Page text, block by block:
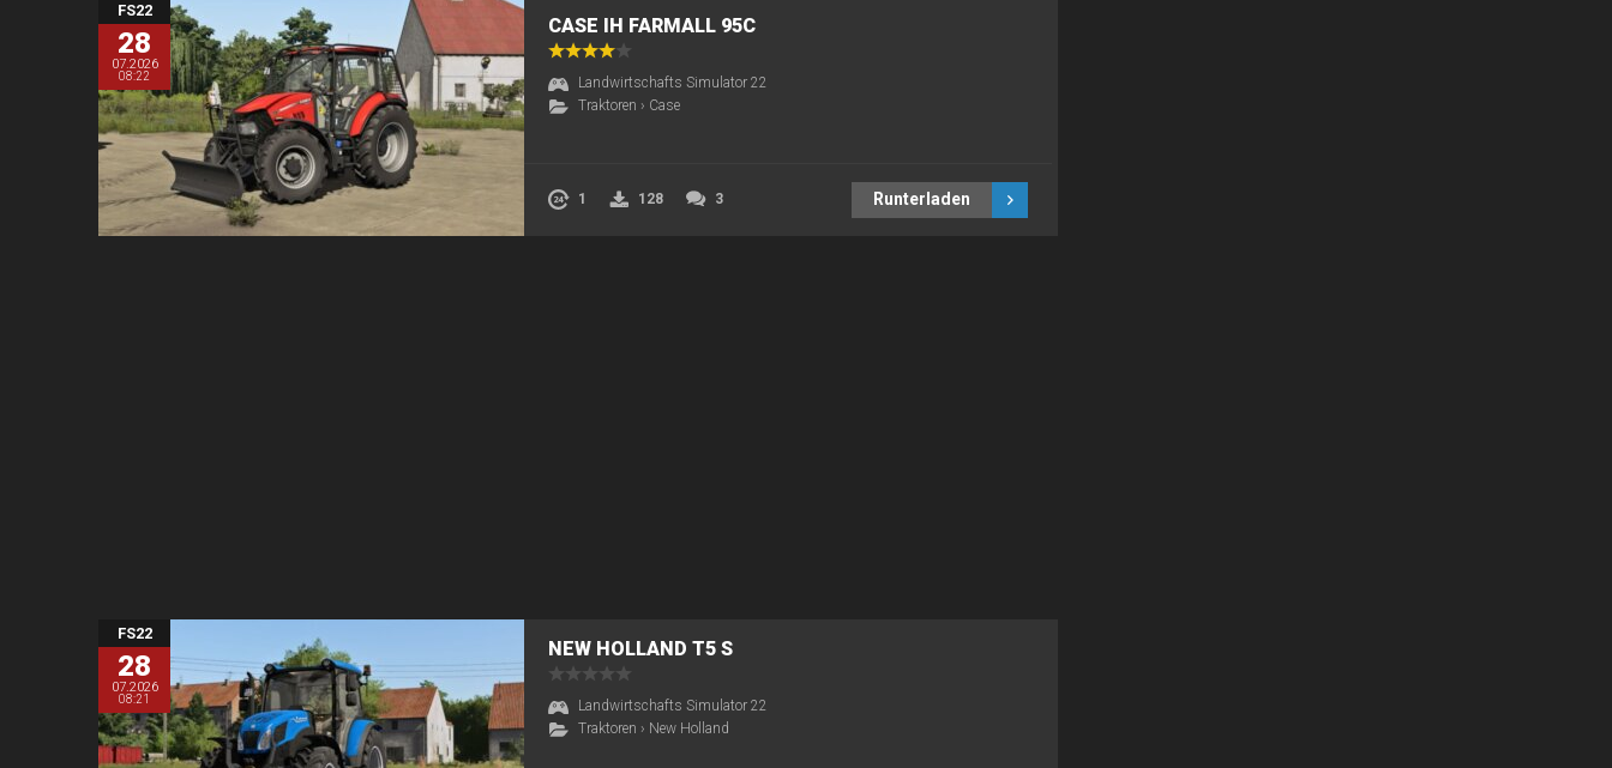
FS22
28
07.2026
08:22
CASE IH FARMALL 95C
Landwirtschafts Simulator 22
Traktoren › Case
1 128 3 Runterladen
FS22
28
07.2026
08:21
NEW HOLLAND T5 S
Landwirtschafts Simulator 22
Traktoren › New Holland